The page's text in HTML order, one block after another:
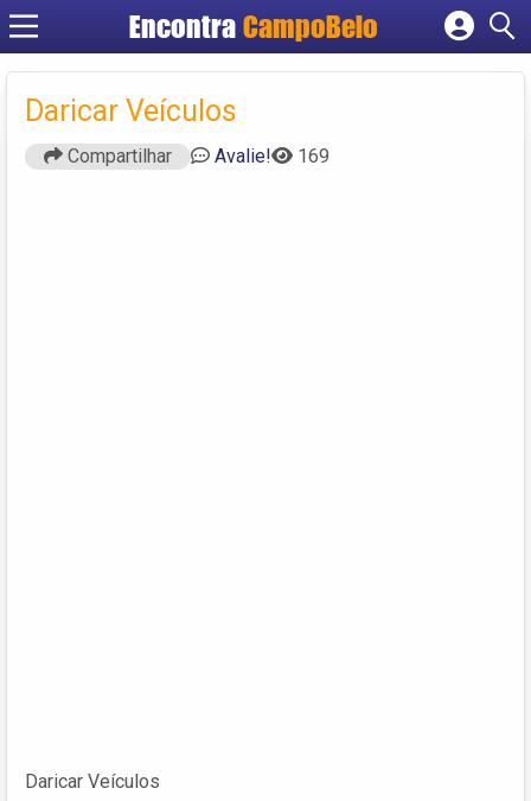
EncontraCampoBelo
Cadastrar empresa
Daricar Veículos
Compartilhar Avalie! 169
Daricar Veículos